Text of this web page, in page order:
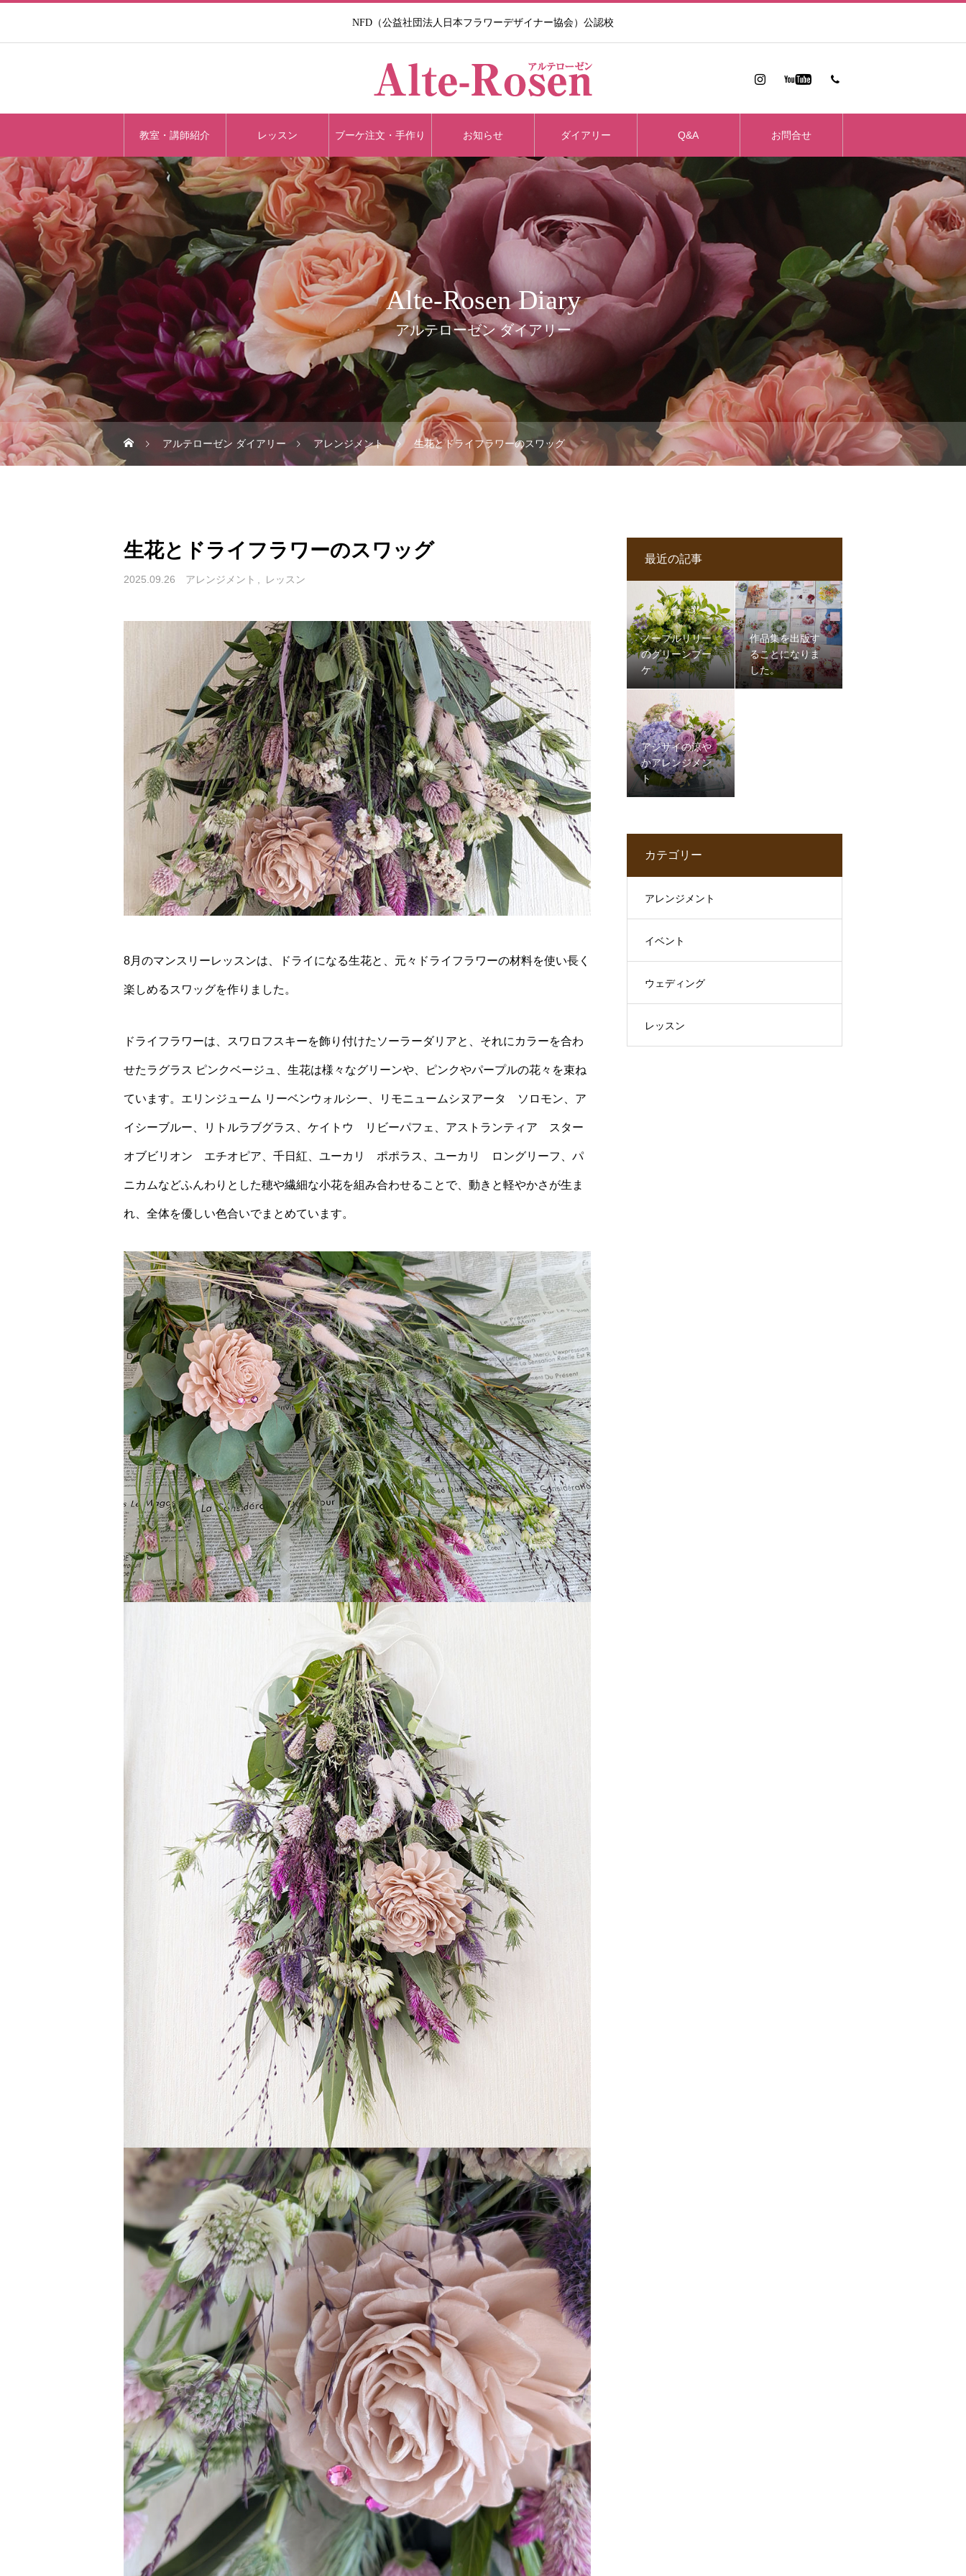
NFD（公益社団法人日本フラワーデザイナー協会）公認校​
教室・講師紹介 レッスン ブーケ注文・手作り お知らせ ダイアリー Q&A お問合せ
Alte-Rosen Diary
アルテローゼン ダイアリー
アルテローゼン ダイアリー アレンジメント 生花とドライフラワーのスワッグ
生花とドライフラワーのスワッグ
2025.09.26 アレンジメント レッスン
8月のマンスリーレッスンは、ドライになる生花と、元々ドライフラワーの材料を使い長く
楽しめるスワッグを作りました。
ドライフラワーは、スワロフスキーを飾り付けたソーラーダリアと、それにカラーを合わ
せたラグラス ピンクベージュ、生花は様々なグリーンや、ピンクやパープルの花々を束ね
ています。エリンジューム リーベンウォルシー、リモニュームシヌアータ ソロモン、ア
イシーブルー、リトルラブグラス、ケイトウ リビーパフェ、アストランティア スター
オブビリオン エチオピア、千日紅、ユーカリ ポポラス、ユーカリ ロングリーフ、パ
ニカムなどふんわりとした穂や繊細な小花を組み合わせることで、動きと軽やかさが生ま
れ、全体を優しい色合いでまとめています。
最近の記事
ノーブルリリー
のグリーンブー
ケ
作品集を出版す
ることになりま
した。
アジサイの涼や
かアレンジメン
ト
カテゴリー
アレンジメント
イベント
ウェディング
レッスン